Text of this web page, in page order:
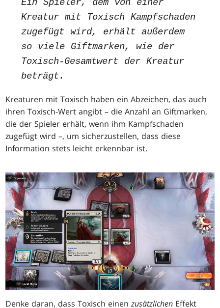
Ein Spieler, dem von einer
Kreatur mit Toxisch Kampfschaden
zugefügt wird, erhält außerdem
so viele Giftmarken, wie der
Toxisch-Gesamtwert der Kreatur
beträgt.
Kreaturen mit Toxisch haben ein Abzeichen, das auch
ihren Toxisch-Wert angibt – die Anzahl an Giftmarken,
die der Spieler erhält, wenn ihm Kampfschaden
zugefügt wird –, um sicherzustellen, dass diese
Information stets leicht erkennbar ist.
Denke daran, dass Toxisch einenzusätzlichen Effekt